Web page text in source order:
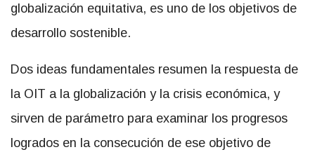
globalización equitativa, es uno de los objetivos de
desarrollo sostenible.
Dos ideas fundamentales resumen la respuesta de
la OIT a la globalización y la crisis económica, y
sirven de parámetro para examinar los progresos
logrados en la consecución de ese objetivo de